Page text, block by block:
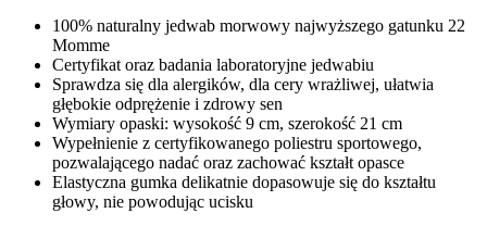
100% naturalny jedwab morwowy najwyższego gatunku 22
Momme
Certyfikat oraz badania laboratoryjne jedwabiu
Sprawdza się dla alergików, dla cery wrażliwej, ułatwia
głębokie odprężenie i zdrowy sen
Wymiary opaski: wysokość 9 cm, szerokość 21 cm
Wypełnienie z certyfikowanego poliestru sportowego,
pozwalającego nadać oraz zachować kształt opasce
Elastyczna gumka delikatnie dopasowuje się do kształtu
głowy, nie powodując ucisku